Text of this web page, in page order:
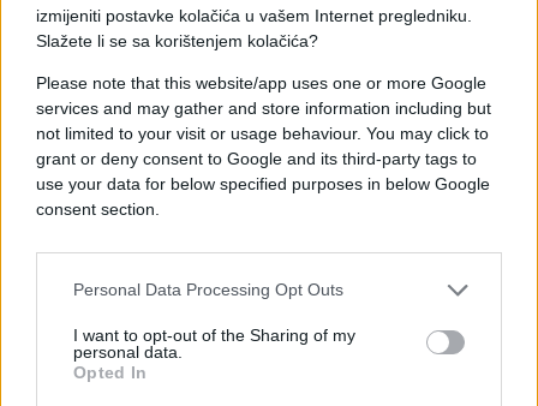
izmijeniti postavke kolačića u vašem Internet pregledniku.
Slažete li se sa korištenjem kolačića?
Please note that this website/app uses one or more Google
services and may gather and store information including but
not limited to your visit or usage behaviour. You may click to
grant or deny consent to Google and its third-party tags to
use your data for below specified purposes in below Google
consent section.
Personal Data Processing Opt Outs
I want to opt-out of the Sharing of my
personal data.
Opted In
Prevarena djevojka poručuje i drugima da paze gdje
idu.
'Ako vidite da vam netko nije platio na vrijeme,
bolje odmah otiđite dok se taj iznos nije
povećao, da vam se ne bi dogodilo da kao ja
radite četiri mjeseca za džabe svaki dan po 13-14
sati. Znam da sam trebala odmah otići, kao što će
vas većina reći, ali bila sam mlada i nisam znala
tada još da su ljudi danas pokvareni i da svatko
sam te izvukla iz rupe.' Šta si me izvukla,
iskoristila me dokle je išlo! Pazite gdje idete i